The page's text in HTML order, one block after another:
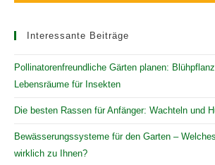
Interessante Beiträge
Pollinatorenfreundliche Gärten planen:
Lebensräume für Insekten
Die besten Rassen für Anfänger: Wachteln und
Bewässerungssysteme für den Garten –
wirklich zu Ihnen?